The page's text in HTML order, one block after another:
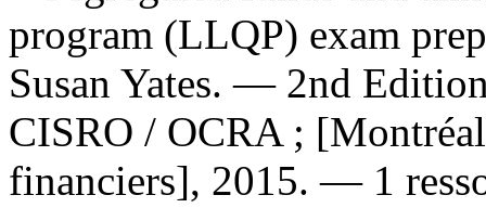
program (LLQP) exam
Susan Yates. — 2nd
CISRO / OCRA ;
financiers], 2015. — 1